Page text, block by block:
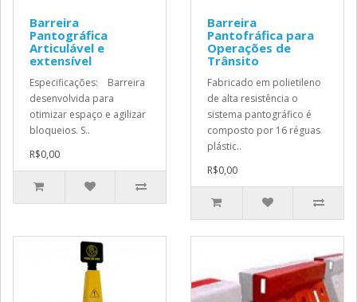
Barreira
Pantográfica
Articulável e
extensível
Especificações: Barreira
desenvolvida para
otimizar espaço e agilizar
bloqueios. S..
R$0,00
Barreira
Pantofráfica para
Operações de
Trânsito
Fabricado em polietileno
de alta resistência o
sistema pantográfico é
composto por 16 réguas
plástic..
R$0,00